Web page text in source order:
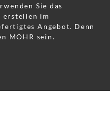
Sie das
erstellen im
Angebot. Denn
MOHR sein.